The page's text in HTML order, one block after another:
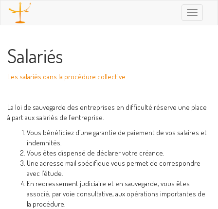
Toggle
Salariés
Les salariés dans la procédure collective
La loi de sauvegarde des entreprises en difficulté réserve une place
à part aux salariés de l’entreprise.
Vous bénéficiez d’une garantie de paiement de vos salaires et
indemnités.
Vous êtes dispensé de déclarer votre créance.
Une adresse mail spécifique vous permet de correspondre
avec l’étude.
En redressement judiciaire et en sauvegarde, vous êtes
associé, par voie consultative, aux opérations importantes de
la procédure.